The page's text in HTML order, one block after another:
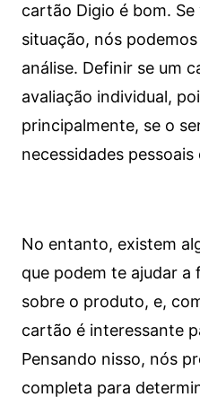
cartão Digio é bom.
situação, nós
análise. Definir se um
avaliação individual,
principalmente, se o
necessidades pessoais
No entanto, existem
que podem te ajudar a
sobre o produto, e,
cartão é interessante
Pensando nisso, nós
completa para